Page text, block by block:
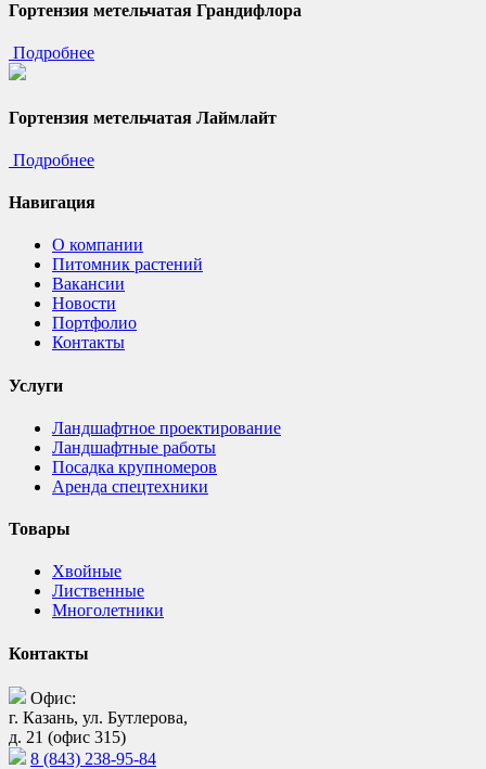
Гортензия метельчатая Грандифлора
Подробнее
Гортензия метельчатая Лаймлайт
Подробнее
Навигация
О компании
Питомник растений
Вакансии
Новости
Портфолио
Контакты
Услуги
Ландшафтное проектирование
Ландшафтные работы
Посадка крупномеров
Аренда спецтехники
Товары
Хвойные
Лиственные
Многолетники
Контакты
Офис:
г. Казань, ул. Бутлерова,
д. 21 (офис 315)
8 (843) 238-95-84